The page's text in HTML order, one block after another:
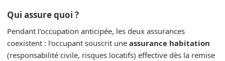
Qui assure quoi ?
Pendant l'occupation anticipée, les deux assurances
coexistent : l'occupant souscrit une assurance habitation
(responsabilité civile, risques locatifs) effective dès la remise